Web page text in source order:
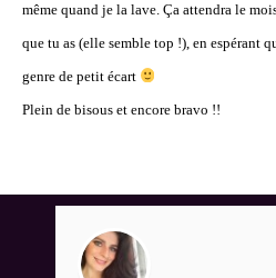
même quand je la lave. Ça attendra le
que tu as (elle semble top !), en espérant
genre de petit écart
Plein de bisous et encore bravo !!